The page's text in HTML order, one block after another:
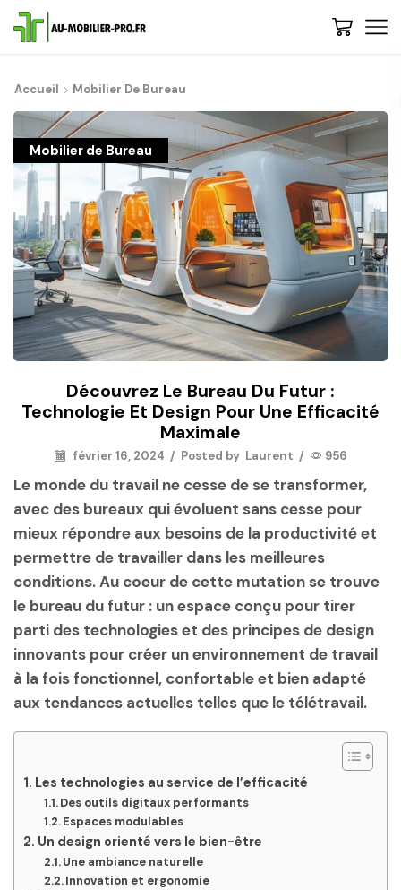
Accueil Mobilier De Bureau
Mobilier de Bureau
Découvrez Le Bureau Du Futur :
Technologie Et Design Pour Une Efficacité
Maximale
février 16, 2024 / Posted by Laurent / 956
Le monde du travail ne cesse de se transformer,
avec des bureaux qui évoluent sans cesse pour
mieux répondre aux besoins de la productivité et
permettre de travailler dans les meilleures
conditions. Au coeur de cette mutation se trouve
le bureau du futur : un espace conçu pour tirer
parti des technologies et des principes de design
innovants pour créer un environnement de travail
à la fois fonctionnel, confortable et bien adapté
aux tendances actuelles telles que le télétravail.
Les technologies au service de l’efficacité
Des outils digitaux performants
Espaces modulables
Un design orienté vers le bien-être
Une ambiance naturelle
Innovation et ergonomie
De : Au-Mobilier-Pro
gammes et choisir votre style - Cliquez-ici | 💡 Trop de choix ? Besoin
de conseils ? Contactez-nous, on vous rappelle...